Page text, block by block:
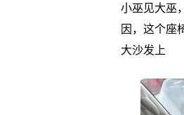
小巫见大巫
因，这个座
大沙发上